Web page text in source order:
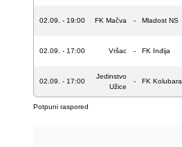
02.09. - 19:00 FK Mačva - Mladost NS
02.09. - 17:00 Vršac - FK Inđija
02.09. - 17:00
Jedinstvo
Užice
- FK Kolubara
Potpuni raspored